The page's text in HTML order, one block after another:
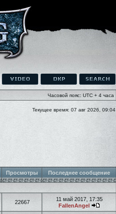
Часовой пояс: UTC + 4 часа
Текущее время: 07 авг 2026, 09:04
Просмотры Последнее сообщение
22667
11 май 2017, 17:35
FallenAngel